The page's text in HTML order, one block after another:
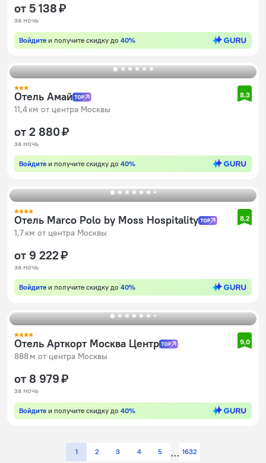
от 5 138 ₽
за ночь
Войдите и получите скидку до 40%
Отель Амай
11,4 км от центра Москвы
8,3
от 2 880 ₽
за ночь
Войдите и получите скидку до 40%
Отель Marco Polo by Moss Hospitality
1,7 км от центра Москвы
8,2
от 9 222 ₽
за ночь
Войдите и получите скидку до 40%
Отель Арткорт Москва Центр
888 м от центра Москвы
9,0
от 8 979 ₽
за ночь
Войдите и получите скидку до 40%
1 2 3 4 5 1632